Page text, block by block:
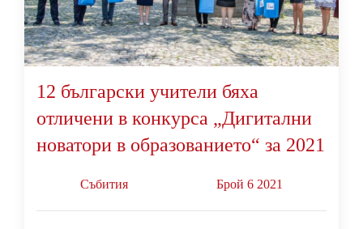
12 български учители бяха
отличени в конкурса „Дигитални
новатори в образованието“ за 2021
Събития Брой 6 2021